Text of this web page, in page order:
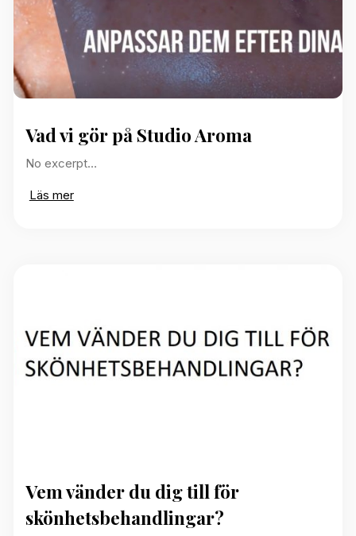
Vad vi gör på Studio Aroma
No excerpt…
Läs mer
Vem vänder du dig till för
skönhetsbehandlingar?